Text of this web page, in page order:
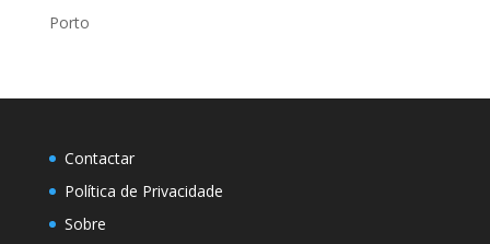
Porto
Contactar
Política de Privacidade
Sobre